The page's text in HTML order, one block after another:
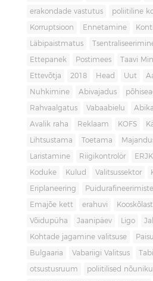
erakondade vastutus poliitiline
Korruptsioon Ennetamine
Läbipaistmatus
Ettepanek Postimees Taavi
Ettevõtja 2018 Head Uut
Nuhkimine Abivajadus
Rahvaalgatus Vabaabielu
Avalik raha Reklaam KOFS
Lihtsustama Toetama
Laristamine Riigikontrolör ERJK
Koduke Kulud Valitsussektor
Eriplaneering
Emajõe kett erahuvi
Võidupüha Jaanipäev Ligo
Kohtade jagamine valitsuse
Bulgaaria Vabariigi Valitsus
otsustusruum poliitilised